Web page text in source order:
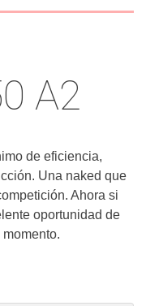
A2
de eficiencia,
Una naked que
Ahora si
oportunidad de